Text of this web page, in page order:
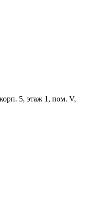
5, этаж 1, пом. V,